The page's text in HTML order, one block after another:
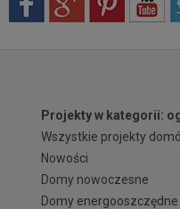
Projekty w kategorii:
Wszystkie projekty
Nowości
Domy nowoczesne
Domy energooszczędne